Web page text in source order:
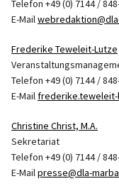
Telefon +49 (0) 7144 /
E-Mail
Frederike Teweleit-Lutze
Telefon +49 (0) 7144 /
E-Mailfrederike.teweleit-
Christine Christ, M.A.
Sekretariat
Telefon +49 (0) 7144 /
E-Mailpresse@dla-